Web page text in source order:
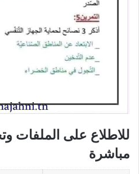
للاطلاع على الملفات
مباشرة